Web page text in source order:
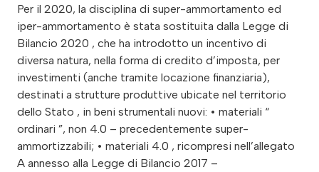
Per il 2020, la disciplina di super-ammortamento ed
iper-ammortamento è stata sostituita dalla Legge di
Bilancio 2020 , che ha introdotto un incentivo di
diversa natura, nella forma di credito d’imposta, per
investimenti (anche tramite locazione finanziaria),
destinati a strutture produttive ubicate nel territorio
dello Stato , in beni strumentali nuovi: • materiali “
ordinari ”, non 4.0 – precedentemente super-
ammortizzabili; • materiali 4.0 , ricompresi nell’allegato
A annesso alla Legge di Bilancio 2017 –